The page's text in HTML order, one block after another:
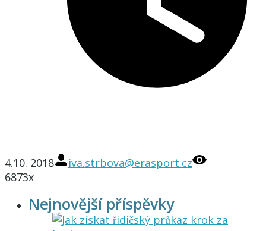
4.10. 2018
iva.strbova@erasport.cz
6873x
Nejnovější příspěvky